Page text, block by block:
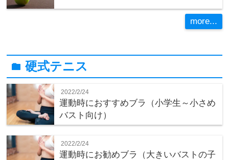
more...
folder硬式テニス
2022/2/24
運動時におすすめブラ（小学生～小さめ
バスト向け）
2022/2/24
運動時にお勧めブラ（大きいバストの子